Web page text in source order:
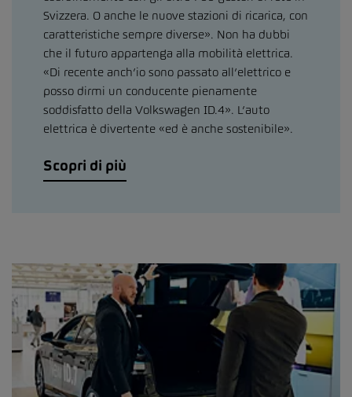
Svizzera. O anche le nuove stazioni di ricarica, con
caratteristiche sempre diverse». Non ha dubbi
che il futuro appartenga alla mobilità elettrica.
«Di recente anch’io sono passato all’elettrico e
posso dirmi un conducente pienamente
soddisfatto della Volkswagen ID.4». L’auto
elettrica è divertente «ed è anche sostenibile».
Scopri di più